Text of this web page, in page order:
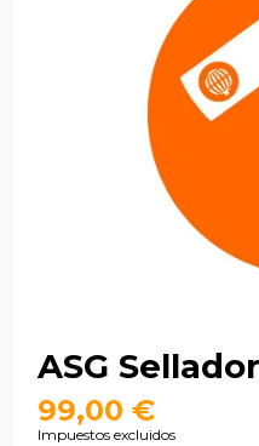
ASG Sellador
99,00 €
Impuestos excluidos